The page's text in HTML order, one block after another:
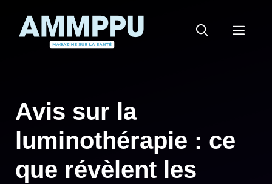
Avis sur la
luminothérapie : ce
que révèlent les